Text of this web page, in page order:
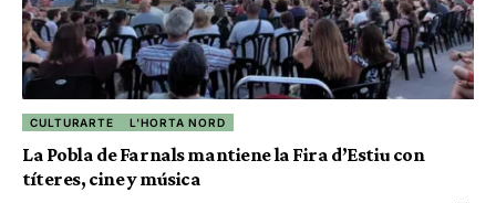
CULTURARTE L'HORTA NORD
La Pobla de Farnals mantiene la Fira d’Estiu con
títeres, cine y música